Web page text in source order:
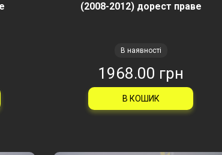
(2008-2012) дорест праве
В наявності
1968.00 грн
В КОШИК